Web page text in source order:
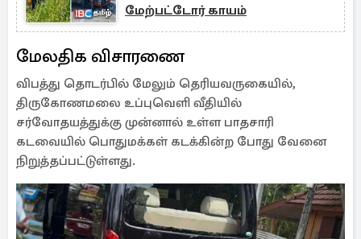
மேற்பட்டோர் காயம்
மேலதிக விசாரணை
விபத்து தொடர்பில் மேலும் தெரியவருகையில்,
திருகோணமலை உப்புவெளி வீதியில்
சர்வோதயத்துக்கு முன்னால் உள்ள பாதசாரி
கடவையில் பொதுமக்கள் கடக்கின்ற போது வேனை
நிறுத்தப்பட்டுள்ளது.